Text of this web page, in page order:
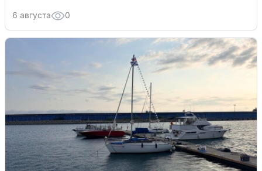
6 августа 0